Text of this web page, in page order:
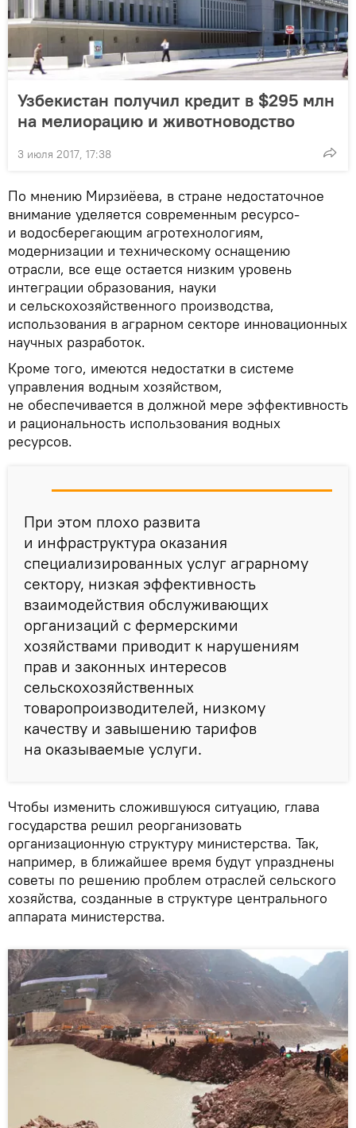
Узбекистан получил кредит в $295 млн
на мелиорацию и животноводство
3 июля 2017, 17:38
По мнению Мирзиёева, в стране недостаточное
внимание уделяется современным ресурсо-
и водосберегающим агротехнологиям,
модернизации и техническому оснащению
отрасли, все еще остается низким уровень
интеграции образования, науки
и сельскохозяйственного производства,
использования в аграрном секторе инновационных
научных разработок.
Кроме того, имеются недостатки в системе
управления водным хозяйством,
не обеспечивается в должной мере эффективность
и рациональность использования водных
ресурсов.
При этом плохо развита
и инфраструктура оказания
специализированных услуг аграрному
сектору, низкая эффективность
взаимодействия обслуживающих
организаций с фермерскими
хозяйствами приводит к нарушениям
прав и законных интересов
сельскохозяйственных
товаропроизводителей, низкому
качеству и завышению тарифов
на оказываемые услуги.
Чтобы изменить сложившуюся ситуацию, глава
государства решил реорганизовать
организационную структуру министерства. Так,
например, в ближайшее время будут упразднены
советы по решению проблем отраслей сельского
хозяйства, созданные в структуре центрального
аппарата министерства.